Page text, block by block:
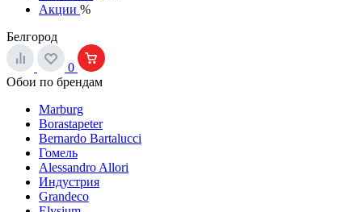
Акции %
Белгород
0
Обои по брендам
Marburg
Borastapeter
Bernardo Bartalucci
Гомель
Alessandro Allori
Индустрия
Grandeco